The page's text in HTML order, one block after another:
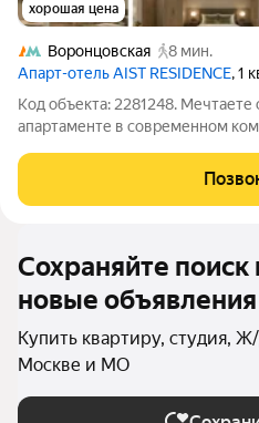
хорошая цена
Воронцовская
8 мин.
Апарт-отель AIST RESIDENCE, 1
Код объекта: 2281248.
апартаменте в современном
районом на Юго-Западе
Сохраняйте поиск
новые объявления
Купить квартиру, студия,
Москве и МО